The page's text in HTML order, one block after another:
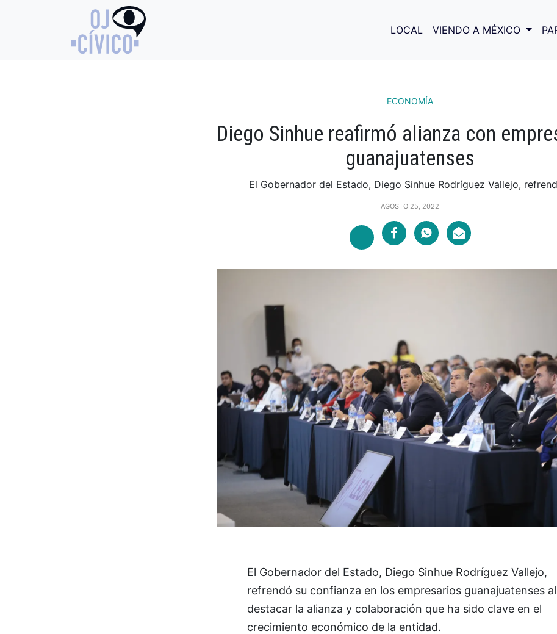
LOCAL VIENDO A MÉXICO
ECONOMÍA
Diego Sinhue reafirmó alianza con
guanajuatenses
El Gobernador del Estado, Diego Sinhue Rodríguez Vallejo,
AGOSTO 25, 2022
El Gobernador del Estado, Diego Sinhue Rodríguez Vallejo,
refrendó su confianza en los empresarios guanajuatenses al
destacar la alianza y colaboración que ha sido clave en el
crecimiento económico de la entidad.